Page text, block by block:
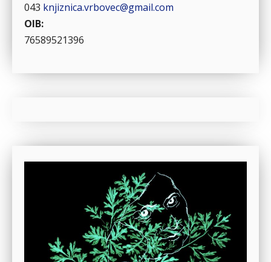
043 knjiznica.vrbovec@gmail.com
OIB:
76589521396